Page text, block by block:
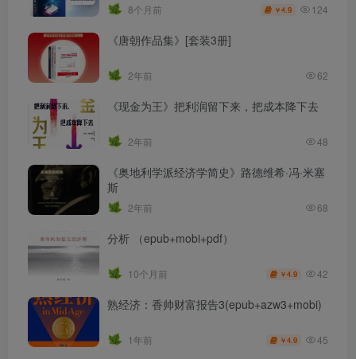
8个月前 ￥4.9 124
《唐朝作品集》[套装3册]
2年前 62
《现金为王》把利润留下来，把成本降下去
2年前 48
《奥地利学派经济学简史》路德维希·冯·米塞
斯
2年前 68
分析 （epub+mobi+pdf）
10个月前 ￥4.9 42
熟经济：香帅财富报告3(epub+azw3+mobi)
1年前 ￥4.9 45